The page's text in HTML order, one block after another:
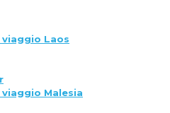
viaggio Laos
Malesia